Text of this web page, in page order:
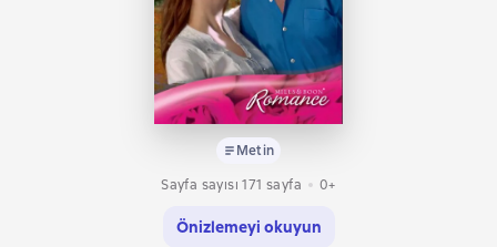
Metin
Sayfa sayısı 171 sayfa
0+
Önizlemeyi okuyun